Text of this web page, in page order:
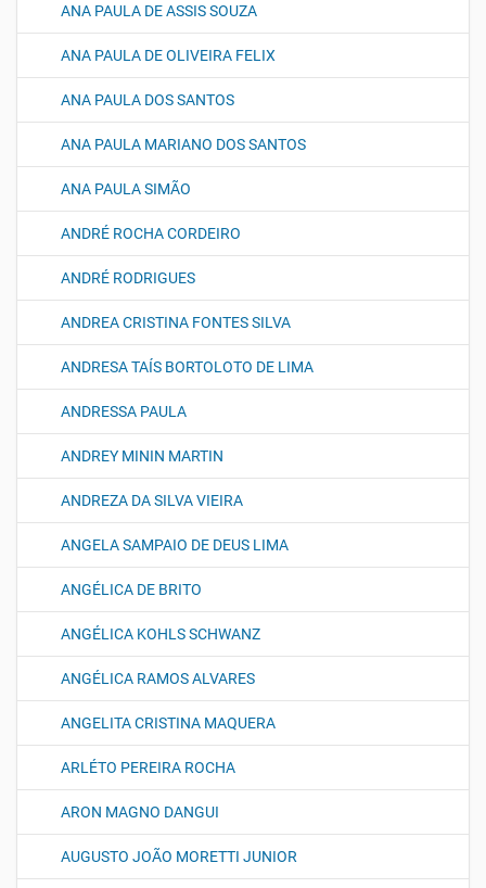
ANA PAULA DE ASSIS SOUZA
ANA PAULA DE OLIVEIRA FELIX
ANA PAULA DOS SANTOS
ANA PAULA MARIANO DOS SANTOS
ANA PAULA SIMÃO
ANDRÉ ROCHA CORDEIRO
ANDRÉ RODRIGUES
ANDREA CRISTINA FONTES SILVA
ANDRESA TAÍS BORTOLOTO DE LIMA
ANDRESSA PAULA
ANDREY MININ MARTIN
ANDREZA DA SILVA VIEIRA
ANGELA SAMPAIO DE DEUS LIMA
ANGÉLICA DE BRITO
ANGÉLICA KOHLS SCHWANZ
ANGÉLICA RAMOS ALVARES
ANGELITA CRISTINA MAQUERA
ARLÉTO PEREIRA ROCHA
ARON MAGNO DANGUI
AUGUSTO JOÃO MORETTI JUNIOR